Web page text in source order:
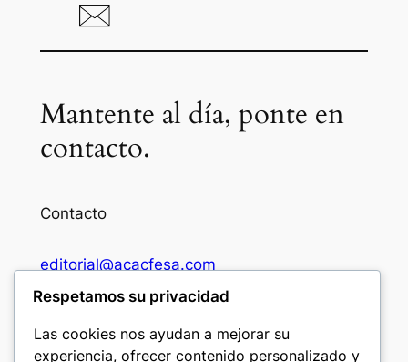
Mantente al día, ponte en
contacto.
Contacto
editorial@acacfesa.com
Respetamos su privacidad
Las cookies nos ayudan a mejorar su
experiencia, ofrecer contenido personalizado y